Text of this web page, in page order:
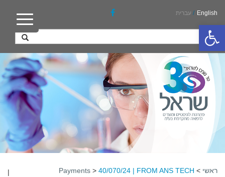
פתח סרגל נגישות
English
/ עברית
ראשי >
Payments > 40/070/24 | FROM ANS TECH
|